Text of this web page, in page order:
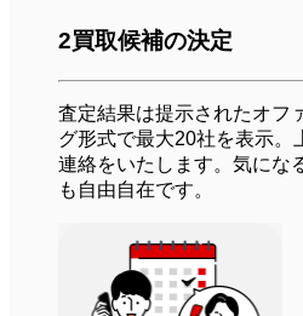
2買取候補の決定
査定結果は提示されたオフ
グ形式で最大20社を表示。
連絡をいたします。気にな
も自由自在です。